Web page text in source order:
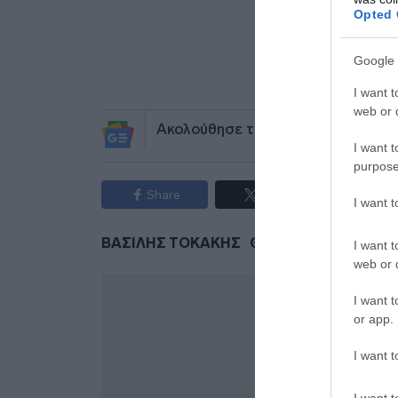
Opted
Google
I want
web or
I want
I want
I want
web or
I want
or app.
I want
Ακολούθησε το debater.gr στο
Share
ΒΑΣΙΛΗΣ ΤΟΚΑΚΗΣ ΘΑΝΑΤΟΣ